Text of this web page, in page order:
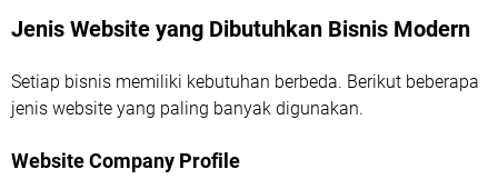
Jenis Website yang Dibutuhkan Bisnis Modern
Setiap bisnis memiliki kebutuhan berbeda. Berikut beberapa
jenis website yang paling banyak digunakan.
Website Company Profile